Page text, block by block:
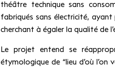
théâtre technique sans
fabriqués sans électricité, ayant
cherchant à égaler la qualité de
Le projet entend se
étymologique de “lieu d’où